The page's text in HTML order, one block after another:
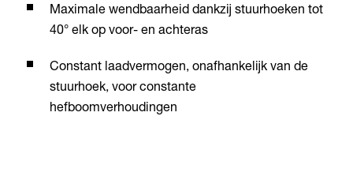
Maximale wendbaarheid dankzij stuurhoeken tot
40° elk op voor- en achteras
Constant laadvermogen, onafhankelijk van de
stuurhoek, voor constante
hefboomverhoudingen